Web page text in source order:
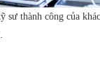
thành công của